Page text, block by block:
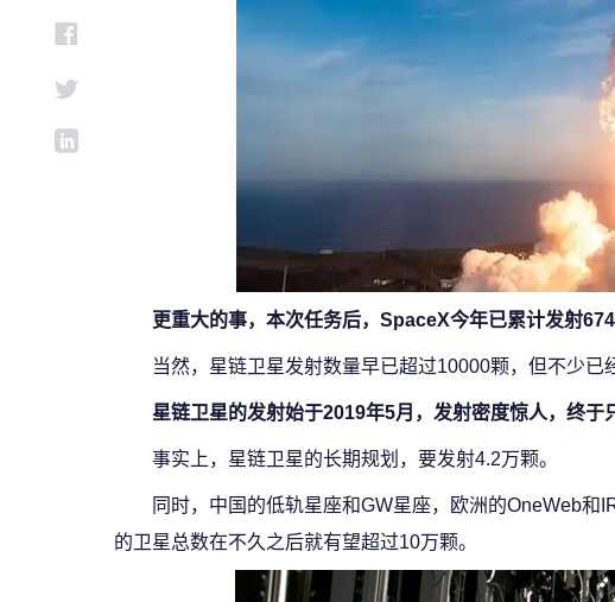
更重大的事，本次任务后，SpaceX今年已累计发射
当然，星链卫星发射数量早已超过10000颗，但不少已
星链卫星的发射始于2019年5月，发射密度惊人，终于
事实上，星链卫星的长期规划，要发射4.2万颗。
同时，中国的低轨星座和GW星座，欧洲的OneWeb
的卫星总数在不久之后就有望超过10万颗。